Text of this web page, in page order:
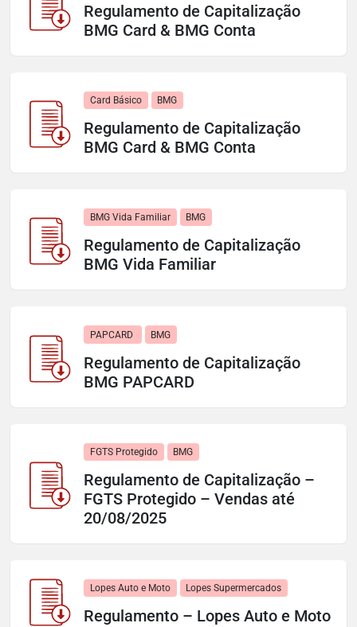
Regulamento de Capitalização
BMG Card & BMG Conta
Card Básico BMG
Regulamento de Capitalização
BMG Card & BMG Conta
BMG Vida Familiar BMG
Regulamento de Capitalização
BMG Vida Familiar
PAPCARD BMG
Regulamento de Capitalização
BMG PAPCARD
FGTS Protegido BMG
Regulamento de Capitalização –
FGTS Protegido – Vendas até
20/08/2025
Lopes Auto e Moto Lopes Supermercados
Regulamento – Lopes Auto e Moto